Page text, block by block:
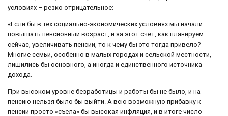
условиях – резко отрицательное:
«Если бы в тех социально-экономических условиях мы начали
повышать пенсионный возраст, и за этот счёт, как планируем
сейчас, увеличивать пенсии, то к чему бы это тогда привело?
Многие семьи, особенно в малых городах и сельской местности,
лишились бы основного, а иногда и единственного источника
дохода.
При высоком уровне безработицы и работы бы не было, и на
пенсию нельзя было бы выйти. А всю возможную прибавку к
пенсии просто «съела» бы высокая инфляция, и в итоге число